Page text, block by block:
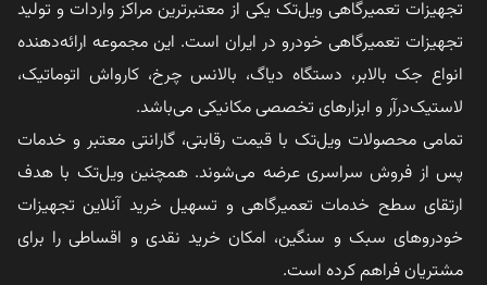
تجهیزات تعمیرگاهی ویل‌تک یکی از معتبرترین مراکز واردات و تولید
تجهیزات تعمیرگاهی خودرو در ایران است. این مجموعه ارائه‌دهنده
انواع جک بالابر، دستگاه دیاگ، بالانس چرخ، کارواش اتوماتیک،
لاستیک‌درآر و ابزارهای تخصصی مکانیکی می‌باشد.
تمامی محصولات ویل‌تک با قیمت رقابتی، گارانتی معتبر و خدمات
پس از فروش سراسری عرضه می‌شوند. همچنین ویل‌تک با هدف
ارتقای سطح خدمات تعمیرگاهی و تسهیل خرید آنلاین تجهیزات
خودروهای سبک و سنگین، امکان خرید نقدی و اقساطی را برای
مشتریان فراهم کرده است.